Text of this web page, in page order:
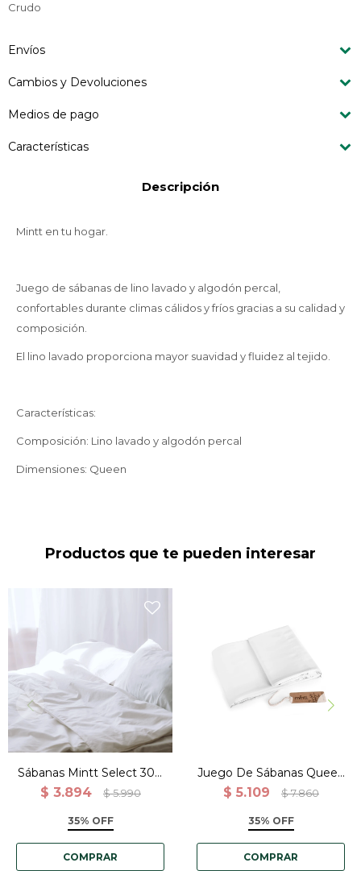
Crudo
Envíos
Cambios y Devoluciones
Medios de pago
Características
Descripción
Mintt en tu hogar.
Juego de sábanas de lino lavado y algodón percal,
confortables durante climas cálidos y fríos gracias a su calidad y
composición.
El lino lavado proporciona mayor suavidad y fluidez al tejido.
Características:
Composición: Lino lavado y algodón percal
Dimensiones: Queen
Productos que te pueden interesar
Sábanas Mintt Select 300
Hilos 2 Fundas - Extra
$ 3.894 $ 5.990
35% OFF
bamboo y satén QUEEN,
Blanco
Juego De Sábanas Queen
Blanco 135gr Bambú Y
$ 5.109 $ 7.860
35% OFF